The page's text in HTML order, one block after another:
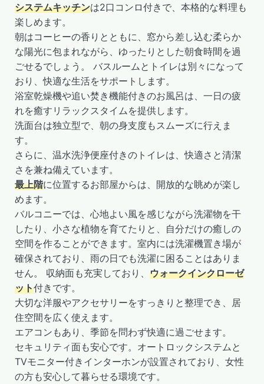
システムキッチンは2口コンロ付きで、本格的な料理も
楽しめます。
朝はコーヒーの香りとともに、窓から差し込む柔らか
な陽光に包まれながら、ゆったりとした朝食時間を過
ごせるでしょう。 バスルームとトイレは別々になって
おり、快適な生活をサポートします。
浴室乾燥機や追い焚き機能付きのお風呂は、一日の疲
れを癒すリラックスタイムを提供します。
洗面台は独立型で、朝の身支度もスムーズに行えま
す。
さらに、温水洗浄便座付きのトイレは、快適さと清潔
さを兼ね備えています。
最上階に位置するお部屋からは、開放的な眺めが楽し
めます。
バルコニーでは、心地よい風を感じながら洗濯物を干
したり、小さな植物を育てたりと、自分だけの癒しの
空間を作ることができます。室内には洗濯機置き場が
確保されており、雨の日でも洗濯に困ることはありま
せん。 収納面も充実しており、 ウォークインクローゼ
ット付きです。
大切な洋服やアクセサリーをすっきりと整理でき、居
住空間を広く使えます。
エアコンもあり、季節を問わず快適に過ごせます。
セキュリティ面も安心です。オートロックシステムと
TVモニター付きインターホンが設置されており、女性
の方も安心して暮らせる環境です。